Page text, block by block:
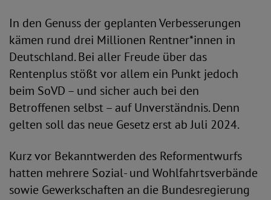
In den Genuss der geplanten Verbesserungen
kämen rund drei Millionen Rentner*innen in
Deutschland. Bei aller Freude über das
Rentenplus stößt vor allem ein Punkt jedoch
beim SoVD – und sicher auch bei den
Betroffenen selbst – auf Unverständnis. Denn
gelten soll das neue Gesetz erst ab Juli 2024.
Kurz vor Bekanntwerden des Reformentwurfs
hatten mehrere Sozial- und Wohlfahrtsverbände
sowie Gewerkschaften an die Bundesregierung